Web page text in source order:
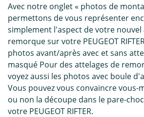
Avec notre onglet « photos de
permettons de vous représenter
simplement l'aspect de votre nouvel
remorque sur votre PEUGEOT
photos avant/après avec et sans
masqué Pour des attelages de
voyez aussi les photos avec boule
Vous pouvez vous convaincre vous-
ou non la découpe dans le pare-
votre PEUGEOT RIFTER.